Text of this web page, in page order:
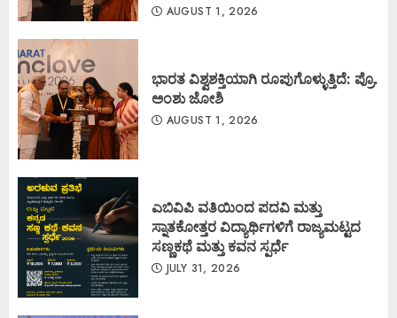
AUGUST 1, 2026
ಭಾರತ ವಿಶ್ವಶಕ್ತಿಯಾಗಿ ರೂಪುಗೊಳ್ಳುತ್ತಿದೆ: ಪ್ರೊ.
ಅಂಶು ಜೋಶಿ
AUGUST 1, 2026
ಎಬಿವಿಪಿ ವತಿಯಿಂದ ಪದವಿ ಮತ್ತು
ಸ್ನಾತಕೋತ್ತರ ವಿದ್ಯಾರ್ಥಿಗಳಿಗೆ ರಾಜ್ಯಮಟ್ಟದ
ಸಣ್ಣಕಥೆ ಮತ್ತು ಕವನ ಸ್ಪರ್ಧೆ
JULY 31, 2026